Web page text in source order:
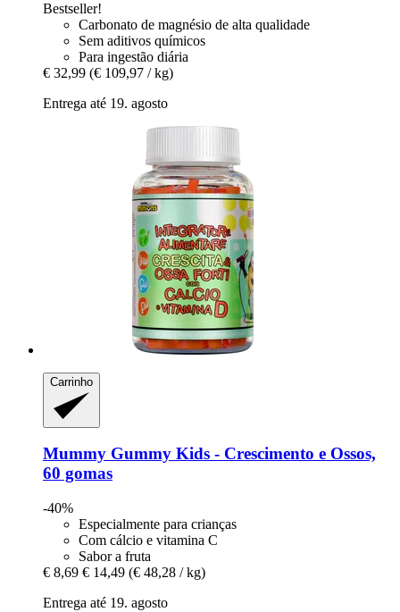
Bestseller!
Carbonato de magnésio de alta qualidade
Sem aditivos químicos
Para ingestão diária
€ 32,99 (€ 109,97 / kg)
Entrega até 19. agosto
Carrinho
Mummy Gummy Kids -​ Crescimento e Ossos,
60 gomas
-40%
Especialmente para crianças
Com cálcio e vitamina C
Sabor a fruta
€ 8,69 € 14,49 (€ 48,28 / kg)
Entrega até 19. agosto